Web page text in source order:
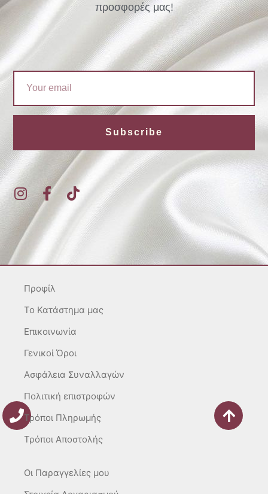
προσφορές μας!
Subscribe
I
n
t
a
g
a
m
F
a
c
e
b
o
k
-
T
k
Προφίλ
To Κατάστημα μας
Επικοινωνία
Γενικοί Όροι
Ασφάλεια Συναλλαγών
Πολιτική επιστροφών
Τρόποι Πληρωμής
Τρόποι Αποστολής
Οι Παραγγελίες μου